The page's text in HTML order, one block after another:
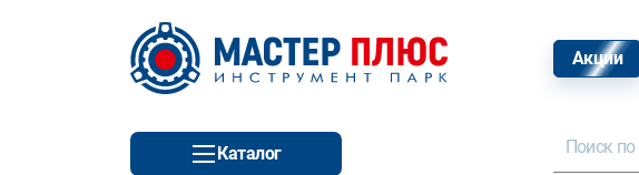
Акции
Каталог